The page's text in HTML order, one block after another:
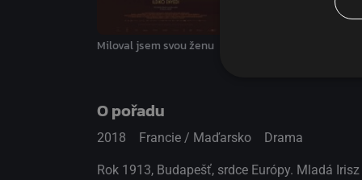
Miloval jsem svou ženu
O pořadu
2018 Francie / Maďarsko Drama
Rok 1913, Budapešť, srdce Európy. Mladá